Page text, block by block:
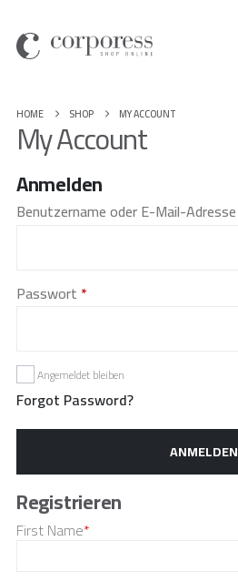
HOME SHOP MY ACCOUNT
My Account
Anmelden
Benutzername oder E-Mail-Adresse
Passwort *Erforderlich
Angemeldet bleiben
Forgot Password?
ANMELDEN
Registrieren
First Name*